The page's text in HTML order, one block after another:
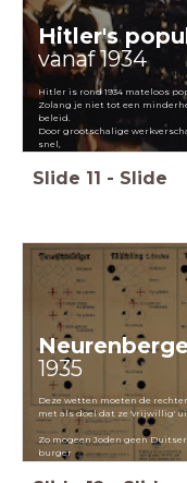
Hitler's
vanaf 1934
Hitler is rond 1934 mateloos
Zolang je niet tot een
beleid.
Door grootschalige
snel,
Slide 11 - Slide
1935
Deze wetten moeten de
met als doel dat ze 'vrijwillig'
Zo mogeen Joden geen
burger